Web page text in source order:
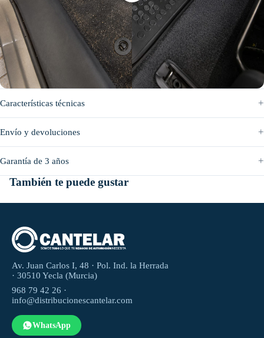
Después
Características técnicas
Envío y devoluciones
Garantía de 3 años
También te puede gustar
Av. Juan Carlos I, 48 · Pol. Ind. la Herrada
· 30510 Yecla (Murcia)
968 79 42 26 ·
info@distribucionescantelar.com
WhatsApp